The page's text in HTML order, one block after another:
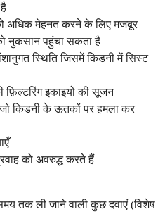
अधिक मेहनत करने के लिए मजबूर
नुकसान पहुंचा सकता है
स्थिति जिसमें किडनी में सिस्ट
फ़िल्टरिंग इकाइयों की सूजन
जो किडनी के ऊतकों पर हमला कर
को अवरुद्ध करते हैं
तक ली जाने वाली कुछ दवाएं (विशेष